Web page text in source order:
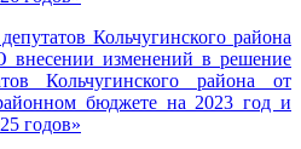
Кольчугинского района
изменений в решение
Кольчугинского района от
бюджете на 2023 год и
годов»